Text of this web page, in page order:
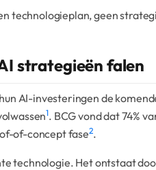
technologieplan, geen
strategieën falen
AI-investeringen de
1. BCG vond dat 74%
of-concept fase2.
technologie. Het ontstaat